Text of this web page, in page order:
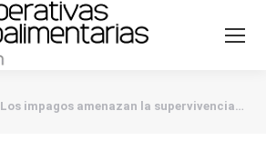
Los impagos amenazan la supervivencia…